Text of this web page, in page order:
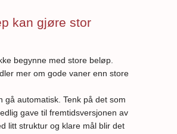
kan gjøre stor
begynne med store beløp.
mer om gode vaner enn store
gå automatisk. Tenk på det som
gave til fremtidsversjonen av
litt struktur og klare mål blir det